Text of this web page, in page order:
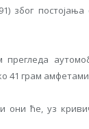
због
41 грам
ће, уз